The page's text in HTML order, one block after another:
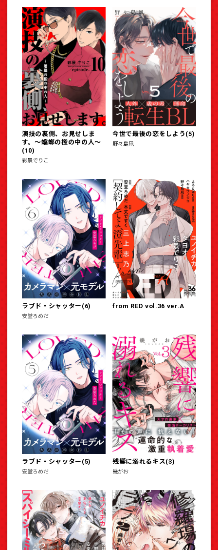
演技の裏側、お見せしま
す。～蟷螂の檻の中の人～
(10)
彩景でりこ
今世で最後の恋をしよう(5)
野々島凧
ラブド・シャッター(6)
安堂ろめだ
from RED vol.36 ver.A
ラブド・シャッター(5)
安堂ろめだ
残響に溺れるキス(3)
幾がお